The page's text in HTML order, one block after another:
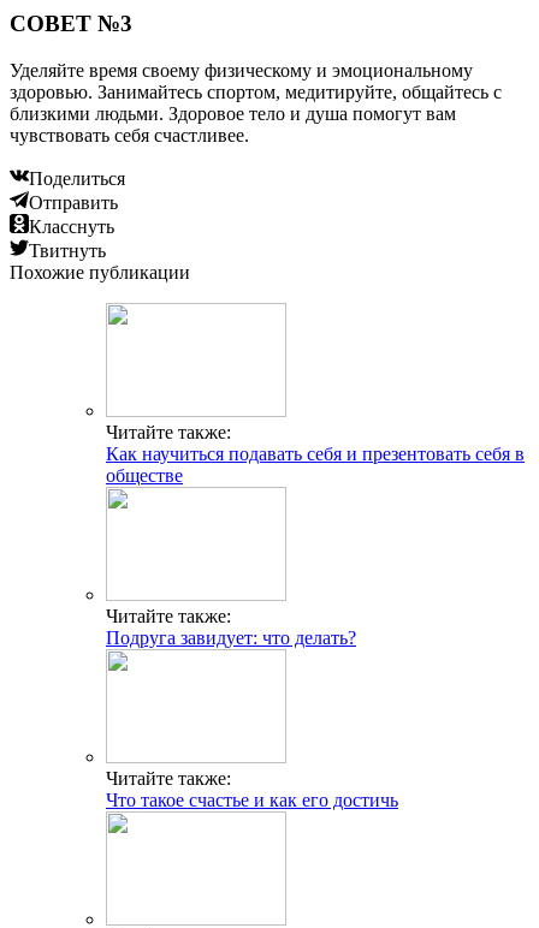
СОВЕТ №3
Уделяйте время своему физическому и эмоциональному
здоровью. Занимайтесь спортом, медитируйте, общайтесь с
близкими людьми. Здоровое тело и душа помогут вам
чувствовать себя счастливее.
Поделиться
Отправить
Класснуть
Твитнуть
Похожие публикации
Читайте также:
Как научиться подавать себя и презентовать себя в
обществе
Читайте также:
Подруга завидует: что делать?
Читайте также:
Что такое счастье и как его достичь